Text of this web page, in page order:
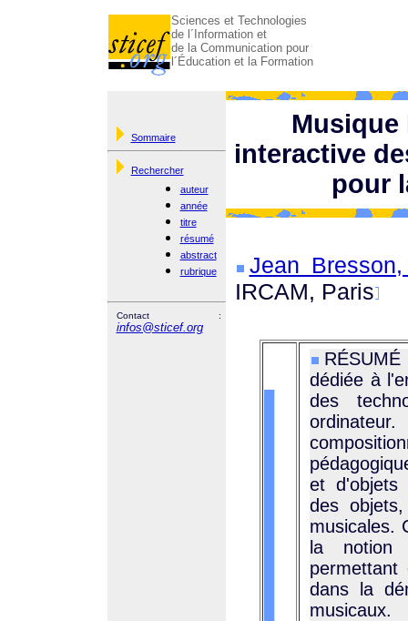
Sciences et Technologies
de l´Information et
de la Communication pour
l´Éducation et la Formation
Sommaire
Rechercher
auteur
année
titre
résumé
abstract
rubrique
Contact :
infos@sticef.org
Musique
interactive
pour
Jean
IRCAM, Paris
dédiée à
des
et d'objets
des
musicales.
la notion
permettant
dans la
musicaux.